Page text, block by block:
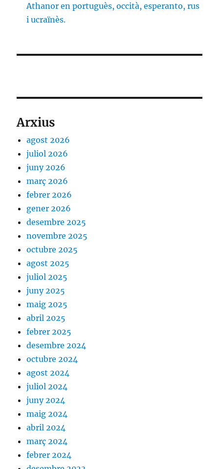
Athanor en portuguès, occità, esperanto, rus
i ucraïnès.
Arxius
agost 2026
juliol 2026
juny 2026
març 2026
febrer 2026
gener 2026
desembre 2025
novembre 2025
octubre 2025
agost 2025
juliol 2025
juny 2025
maig 2025
abril 2025
febrer 2025
desembre 2024
octubre 2024
agost 2024
juliol 2024
juny 2024
maig 2024
abril 2024
març 2024
febrer 2024